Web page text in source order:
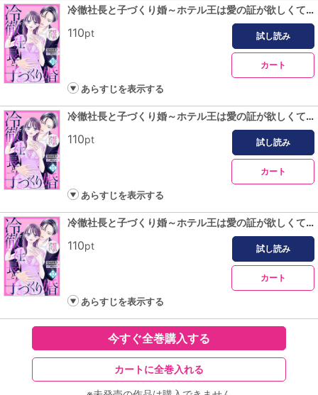
冷徹社長と子づくり婚～ホテル王は愛の証が欲しくてたまらない～【分冊版】10話
110pt 試し読み
カート
あらすじを表示する
冷徹社長と子づくり婚～ホテル王は愛の証が欲しくてたまらない～【分冊版】11話
110pt 試し読み
カート
あらすじを表示する
冷徹社長と子づくり婚～ホテル王は愛の証が欲しくてたまらない～【分冊版】12話
110pt 試し読み
カート
あらすじを表示する
今すぐ全巻購入する
カートに全巻入れる